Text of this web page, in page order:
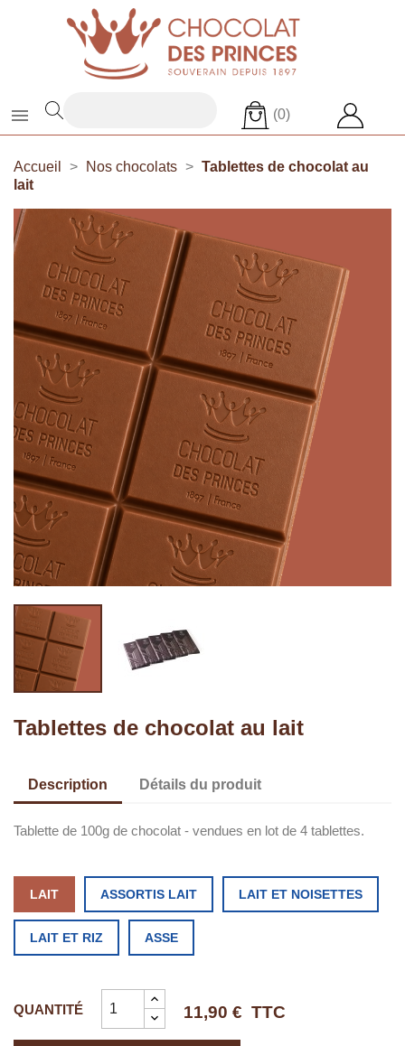
 (0)
Accueil Nos chocolats
Tablettes de chocolat au
lait
Tablettes de chocolat au lait
Description Détails du produit
Tablette de 100g de chocolat - vendues en lot de 4 tablettes.
LAIT ASSORTIS LAIT LAIT ET NOISETTES
LAIT ET RIZ ASSE
QUANTITÉ 11,90 € TTC